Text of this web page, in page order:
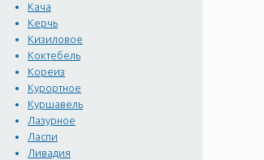
Кача
Керчь
Кизиловое
Коктебель
Кореиз
Курортное
Куршавель
Лазурное
Ласпи
Ливадия